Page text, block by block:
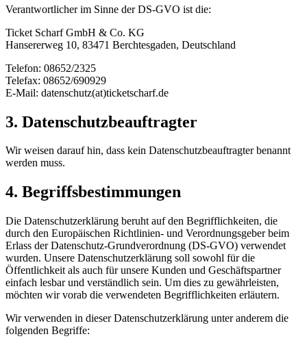
Verantwortlicher im Sinne der DS-GVO ist die:
Ticket Scharf GmbH & Co. KG
Hansererweg 10, 83471 Berchtesgaden, Deutschland
Telefon: 08652/2325
Telefax: 08652/690929
E-Mail: datenschutz(at)ticketscharf.de
3. Datenschutzbeauftragter
Wir weisen darauf hin, dass kein Datenschutzbeauftragter benannt
werden muss.
4. Begriffsbestimmungen
Die Datenschutzerklärung beruht auf den Begrifflichkeiten, die
durch den Europäischen Richtlinien- und Verordnungsgeber beim
Erlass der Datenschutz-Grundverordnung (DS-GVO) verwendet
wurden. Unsere Datenschutzerklärung soll sowohl für die
Öffentlichkeit als auch für unsere Kunden und Geschäftspartner
einfach lesbar und verständlich sein. Um dies zu gewährleisten,
möchten wir vorab die verwendeten Begrifflichkeiten erläutern.
Wir verwenden in dieser Datenschutzerklärung unter anderem die
folgenden Begriffe: